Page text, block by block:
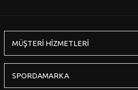
Gönder
MÜŞTERİ HİZMETLERİ
SPORDAMARKA